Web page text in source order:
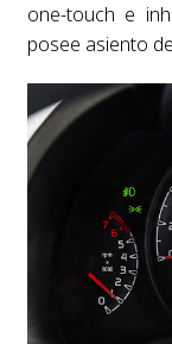
one-touch e
posee asiento